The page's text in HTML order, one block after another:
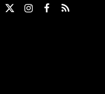
X
Instagram
Facebook
RSS